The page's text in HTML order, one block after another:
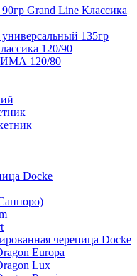
Grand Line Классика
135гр
120/90
120/80
Docke
черепица Docke
Europa
Lux